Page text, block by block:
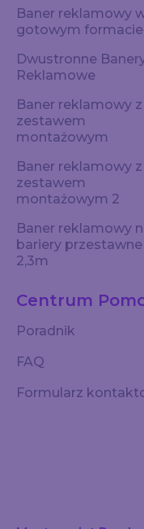
Baner reklamowy
gotowym formacie
Dwustronne
Reklamowe
Baner reklamowy z
zestawem
montażowym
Baner reklamowy z
zestawem
montażowym 2
Baner reklamowy
bariery przestawne
2,3m
Centrum
Poradnik
FAQ
Formularz